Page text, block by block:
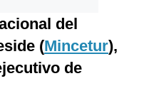
del
(Mincetur),
de